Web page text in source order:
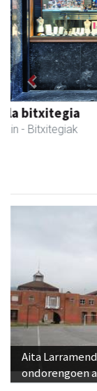
Belkoain
Andoain -
Previous
Aita
ondorengoen